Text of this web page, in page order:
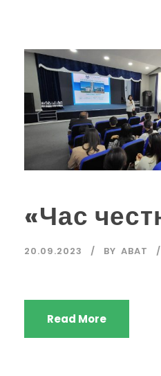
«Час
20.09.2023 BY ABAT
Read More